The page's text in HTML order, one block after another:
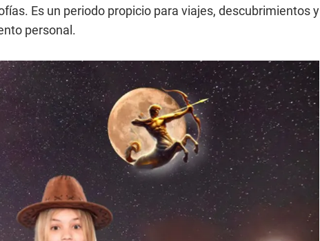
Es un periodo propicio para viajes, descubrimientos y
personal.